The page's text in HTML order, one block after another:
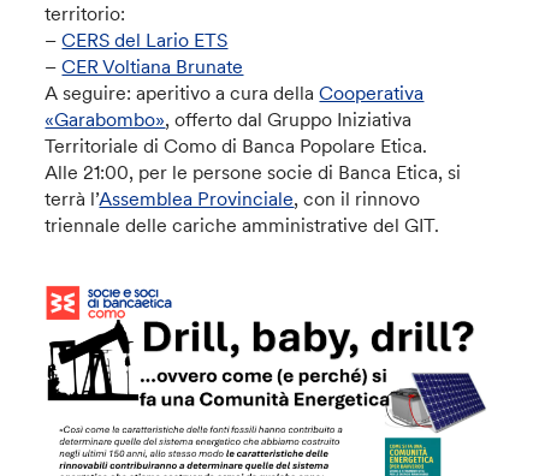
territorio:
–CERS del Lario ETS
–CER Voltiana Brunate
A seguire: aperitivo a cura dellaCooperativa
«Garabombo», offerto dal Gruppo Iniziativa
Territoriale di Como di Banca Popolare Etica.
Alle 21:00, per le persone socie di Banca Etica, si
terrà l’Assemblea Provinciale, con il rinnovo
triennale delle cariche amministrative del GIT.